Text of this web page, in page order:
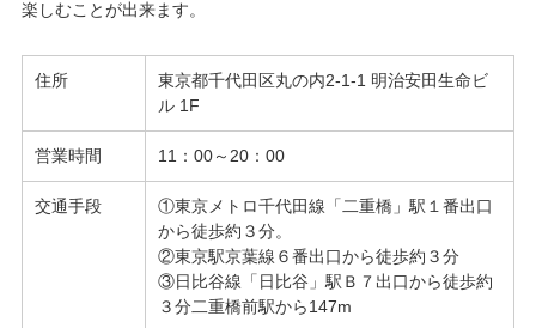
楽しむことが出来ます。
住所 東京都千代田区丸の内2-1-1
明治安田生命ビ
ル 1F
営業時間 11：00～20：00
交通手段
①東京メトロ千代田線「二重橋」駅１番出口
から徒歩約３分。
②東京駅京葉線６番出口から徒歩約３分
③日比谷線「日比谷」駅Ｂ７出口から徒歩約
３分二重橋前駅から147m